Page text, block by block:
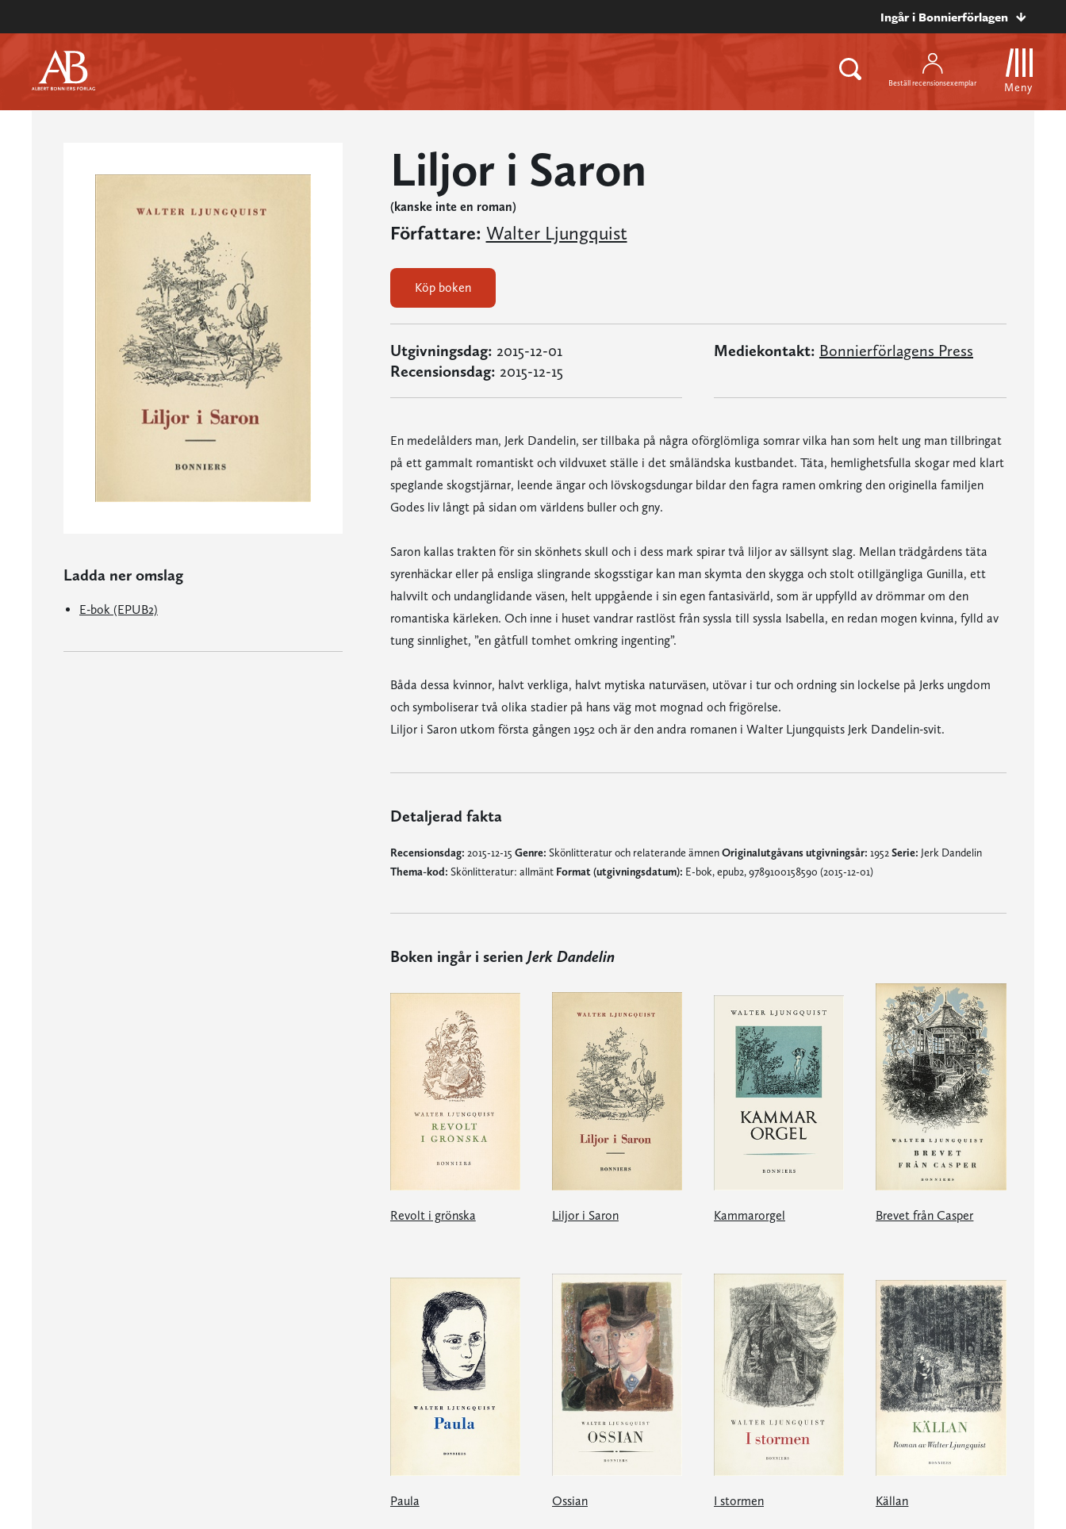
Ingår i Bonnierförlagen
Beställ recensionsexemplar Meny
Ladda ner omslag
E-bok (EPUB2)
Liljor i Saron
(kanske inte en roman)
Författare: Walter Ljungquist
Köp boken
Utgivningsdag: 2015-12-01
Recensionsdag: 2015-12-15
Mediekontakt: Bonnierförlagens Press
En medelålders man, Jerk Dandelin, ser tillbaka på några oförglömliga somrar vilka han som helt ung man tillbringat
på ett gammalt romantiskt och vildvuxet ställe i det småländska kustbandet. Täta, hemlighetsfulla skogar med klart
speglande skogstjärnar, leende ängar och lövskogsdungar bildar den fagra ramen omkring den originella familjen
Godes liv långt på sidan om världens buller och gny.
Saron kallas trakten för sin skönhets skull och i dess mark spirar två liljor av sällsynt slag. Mellan trädgårdens täta
syrenhäckar eller på ensliga slingrande skogsstigar kan man skymta den skygga och stolt otillgängliga Gunilla, ett
halvvilt och undanglidande väsen, helt uppgående i sin egen fantasivärld, som är uppfylld av drömmar om den
romantiska kärleken. Och inne i huset vandrar rastlöst från syssla till syssla Isabella, en redan mogen kvinna, fylld av
tung sinnlighet, ”en gåtfull tomhet omkring ingenting”.
Båda dessa kvinnor, halvt verkliga, halvt mytiska naturväsen, utövar i tur och ordning sin lockelse på Jerks ungdom
och symboliserar två olika stadier på hans väg mot mognad och frigörelse.
Liljor i Saron utkom första gången 1952 och är den andra romanen i Walter Ljungquists Jerk Dandelin-svit.
Detaljerad fakta
Recensionsdag: 2015-12-15 Genre: Skönlitteratur och relaterande ämnenOriginalutgåvans utgivningsår: 1952 Serie: Jerk Dandelin
Thema-kod: Skönlitteratur: allmänt Format (utgivningsdatum): E-bok, epub2, 9789100158590 (2015-12-01)
Boken ingår i serien Jerk Dandelin
Revolt i grönska Liljor i Saron Kammarorgel Brevet från Casper
Paula Ossian I stormen Källan